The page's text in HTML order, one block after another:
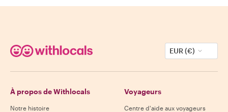
EUR (€)
À propos de Withlocals
Notre histoire
Voyageurs
Centre d'aide aux voyageurs